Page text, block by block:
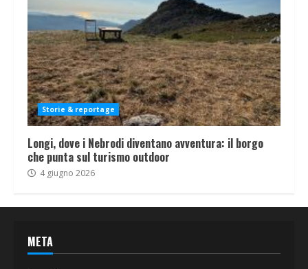
Storie & reportage
Longi, dove i Nebrodi diventano avventura: il borgo
che punta sul turismo outdoor
4 giugno 2026
META